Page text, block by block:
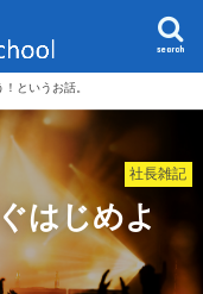
search
というお話。
社長雑記
はじめよ